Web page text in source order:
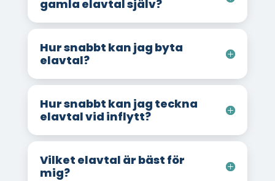
gamla elavtal själv?
Hur snabbt kan jag byta
elavtal?
Hur snabbt kan jag teckna
elavtal vid inflytt?
Vilket elavtal är bäst för
mig?